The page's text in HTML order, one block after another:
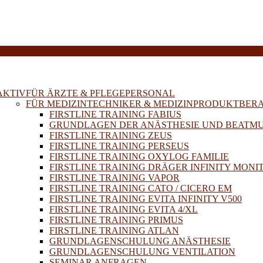
FÜR ÄRZTE & PFLEGEPERSONAL
FÜR MEDIZINTECHNIKER &
FIRSTLINE TRAINING FABIUS
GRUNDLAGEN DER ANÄSTHESIE UND
FIRSTLINE TRAINING ZEUS
FIRSTLINE TRAINING PERSEUS
FIRSTLINE TRAINING OXYLOG FAMILIE
FIRSTLINE TRAINING DRÄGER INFINITY
FIRSTLINE TRAINING VAPOR
FIRSTLINE TRAINING CATO / CICERO EM
FIRSTLINE TRAINING EVITA INFINITY V500
FIRSTLINE TRAINING EVITA 4/XL
FIRSTLINE TRAINING PRIMUS
FIRSTLINE TRAINING ATLAN
GRUNDLAGENSCHULUNG ANÄSTHESIE
GRUNDLAGENSCHULUNG VENTILATION